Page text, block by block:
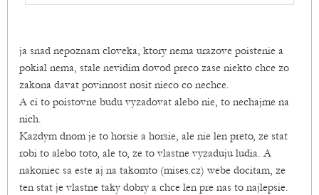
ja snad nepoznam cloveka, ktory nema urazove poistenie a
pokial nema, stale nevidim dovod preco zase niekto chce zo
zakona davat povinnost nosit nieco co nechce.
A ci to poistovne budu vyzadovat alebo nie, to nechajme na
nich.
Kazdym dnom je to horsie a horsie, ale nie len preto, ze stat
robi to alebo toto, ale to, ze to vlastne vyzaduju ludia. A
nakoniec sa este aj na takomto (mises.cz) webe docitam, ze
ten stat je vlastne taky dobry a chce len pre nas to najlepsie.